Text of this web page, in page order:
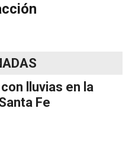
lluvias en la
Fe